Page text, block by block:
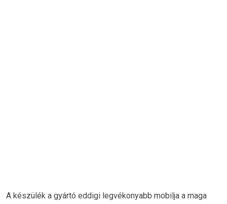
A készülék a gyártó eddigi legvékonyabb mobilja a maga